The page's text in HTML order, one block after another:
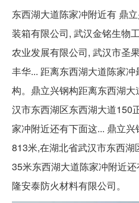
东西湖大道陈家冲附近有 鼎
装箱有限公司, 武汉金铭生物
农业发展有限公司, 武汉市圣
丰华... 距离东西湖大道陈家
构。鼎立兴钢构距离东西湖
汉市东西湖区东西湖大道150
家冲附近还有下面这... 鼎立
813米,在湖北省武汉市东西
35米东西湖大道陈家冲附近
隆安泰防火材料有限公司。